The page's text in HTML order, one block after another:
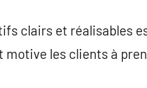
clairs et réalisables
les clients à